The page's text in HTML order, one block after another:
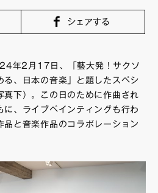
シェアする
年2月17日、「藝大発！サクソ
る、日本の音楽」と題したスペシ
真下）。この日のために作曲され
に、ライブペインティングも行わ
品と音楽作品のコラボレーション